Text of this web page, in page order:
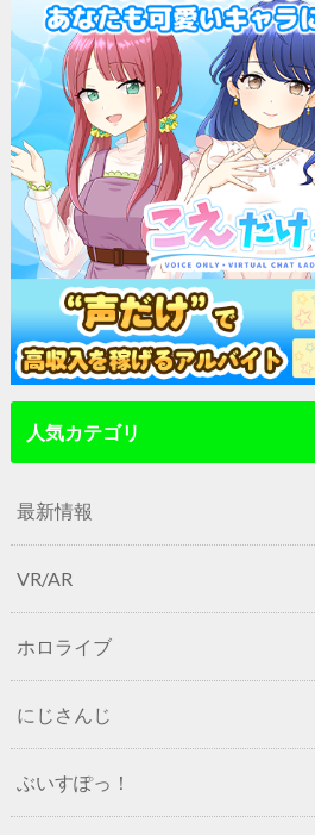
人気カテゴリ
最新情報
VR/AR
ホロライブ
にじさんじ
ぶいすぽっ！